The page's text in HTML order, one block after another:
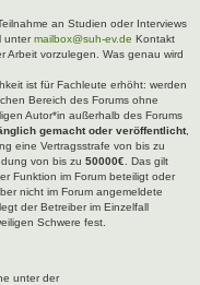
an Studien oder Interviews
untermailbox@suh-ev.de Kontakt
Arbeit vorzulegen. Was genau wird
ist für Fachleute erhöht: werden
Bereich des Forums ohne
Autor*in außerhalb des Forums
gemacht oder veröffentlicht,
eine Vertragsstrafe von bis zu
von bis zu 50000€ . Das gilt
Funktion im Forum beteiligt oder
nicht im Forum angemeldete
der Betreiber im Einzelfall
Schwere fest.
unter der